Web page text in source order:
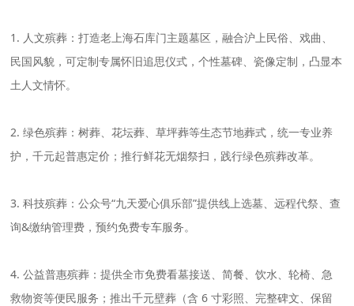
1. 人文殡葬：打造老上海石库门主题墓区，融合沪上民俗、戏曲、
民国风貌，可定制专属怀旧追思仪式，个性墓碑、瓷像定制，凸显本
土人文情怀。
2. 绿色殡葬：树葬、花坛葬、草坪葬等生态节地葬式，统一专业养
护，千元起普惠定价；推行鲜花无烟祭扫，践行绿色殡葬改革。
3. 科技殡葬：公众号“九天爱心俱乐部”提供线上选墓、远程代祭、查
询&缴纳管理费，预约免费专车服务。
4. 公益普惠殡葬：提供全市免费看墓接送、简餐、饮水、轮椅、急
救物资等便民服务；推出千元壁葬（含 6 寸彩照、完整碑文、保留